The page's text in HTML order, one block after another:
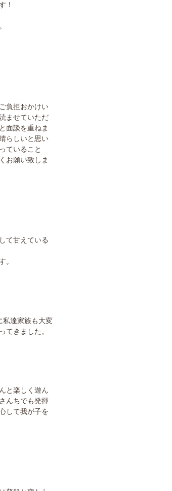
！
負担おかけい
ませていただ
面談を重ねま
らしいと思い
ていること
お願い致しま
て甘えている
。
私達家族も大変
てきました。
と楽しく遊ん
んちでも発揮
して我が子を